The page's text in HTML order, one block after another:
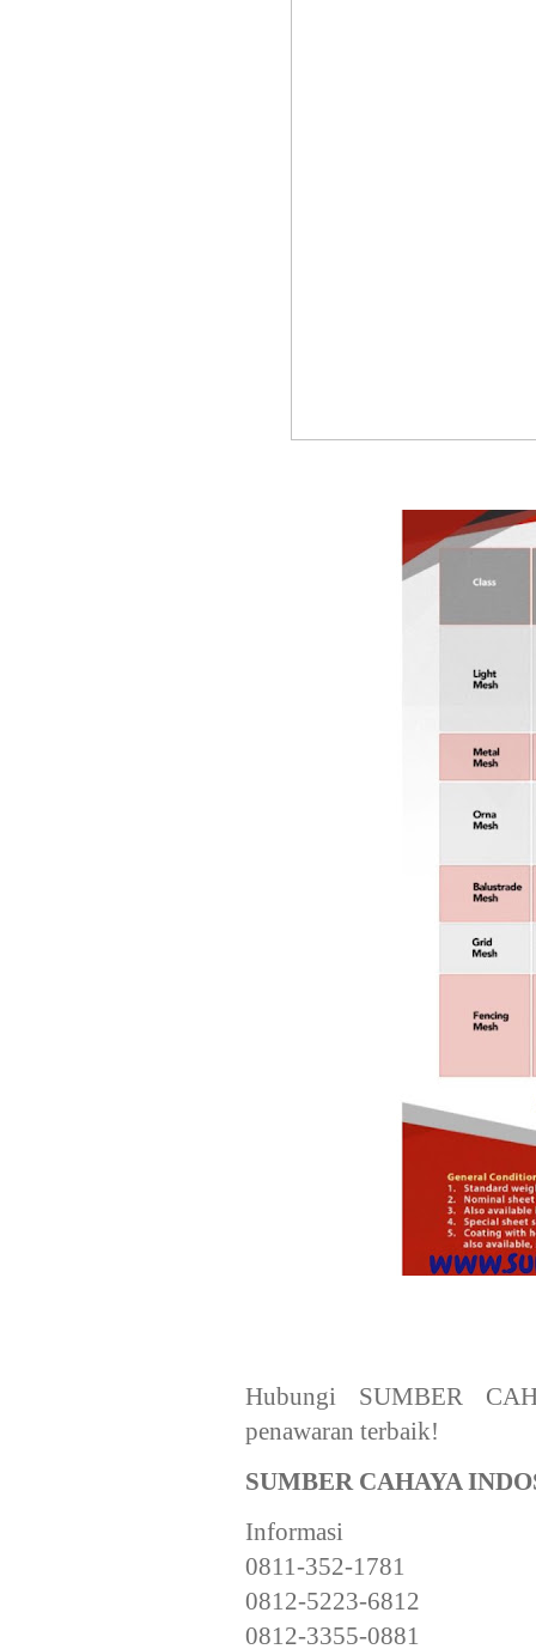
Hubungi SUMBER
penawaran terbaik!
SUMBER CAHAYA
Informasi
0811-352-1781
0812-5223-6812
0812-3355-0881